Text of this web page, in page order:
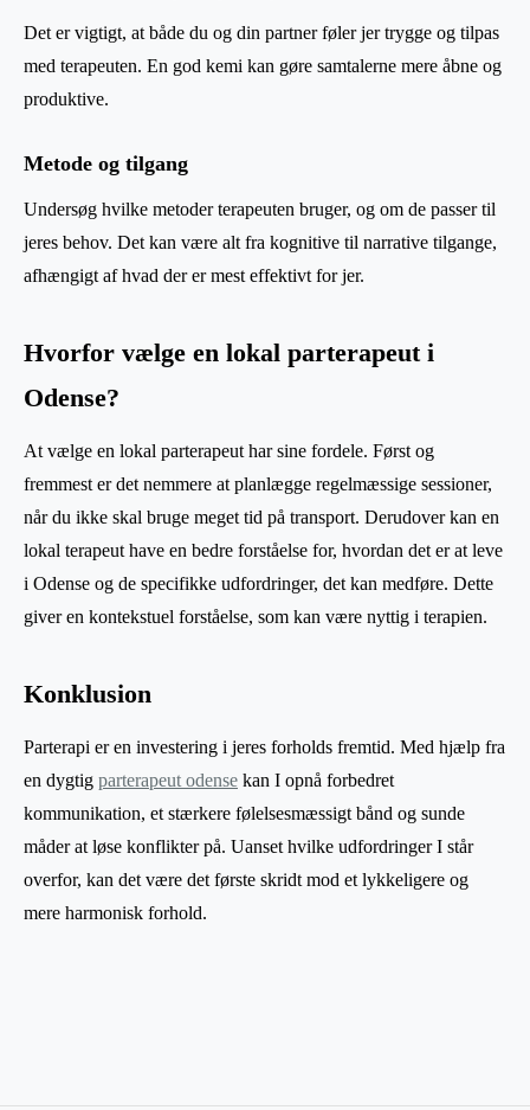
Det er vigtigt, at både du og din partner føler jer trygge og tilpas
med terapeuten. En god kemi kan gøre samtalerne mere åbne og
produktive.
Metode og tilgang
Undersøg hvilke metoder terapeuten bruger, og om de passer til
jeres behov. Det kan være alt fra kognitive til narrative tilgange,
afhængigt af hvad der er mest effektivt for jer.
Hvorfor vælge en lokal parterapeut i
Odense?
At vælge en lokal parterapeut har sine fordele. Først og
fremmest er det nemmere at planlægge regelmæssige sessioner,
når du ikke skal bruge meget tid på transport. Derudover kan en
lokal terapeut have en bedre forståelse for, hvordan det er at leve
i Odense og de specifikke udfordringer, det kan medføre. Dette
giver en kontekstuel forståelse, som kan være nyttig i terapien.
Konklusion
Parterapi er en investering i jeres forholds fremtid. Med hjælp fra
en dygtig parterapeut odense kan I opnå forbedret
kommunikation, et stærkere følelsesmæssigt bånd og sunde
måder at løse konflikter på. Uanset hvilke udfordringer I står
overfor, kan det være det første skridt mod et lykkeligere og
mere harmonisk forhold.